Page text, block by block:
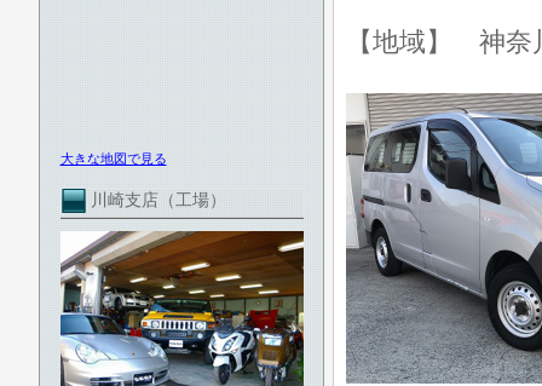
大きな地図で見る
川崎支店（工場）
【地域】 神奈